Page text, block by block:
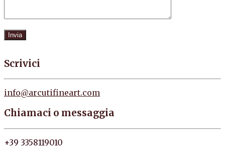
Scrivici
info@arcutifineart.com
Chiamaci o messaggia
+39 3358119010